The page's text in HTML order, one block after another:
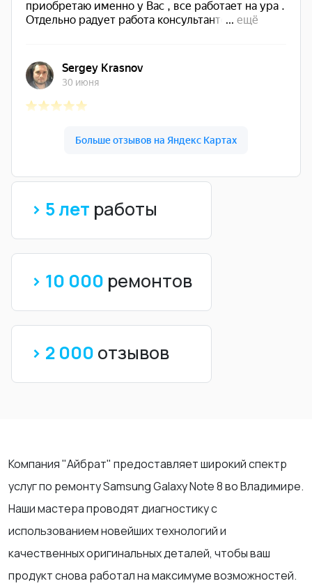
> 5 лет работы
> 10 000 ремонтов
> 2 000 отзывов
Компания "Айбрат" предоставляет широкий спектр
услуг по ремонту Samsung Galaxy Note 8 во Владимире.
Наши мастера проводят диагностику с
использованием новейших технологий и
качественных оригинальных деталей, чтобы ваш
продукт снова работал на максимуме возможностей.